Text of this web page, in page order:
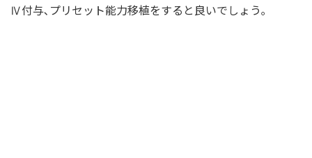
Ⅳ付与､プリセット能力移植をすると良いでしょう｡